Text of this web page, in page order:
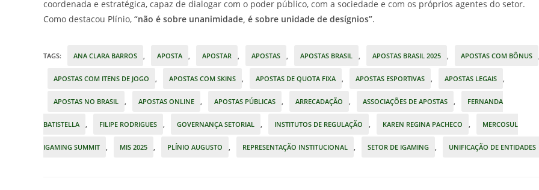
coordenada e estratégica, capaz de dialogar com o poder público, com a sociedade e com os próprios agentes do setor.
Como destacou Plínio, “não é sobre unanimidade, é sobre unidade de desígnios”.
TAGS: ANA CLARA BARROS , APOSTA , APOSTAR , APOSTAS , APOSTAS BRASIL , APOSTAS BRASIL 2025 , APOSTAS COM BÔNUS ,
APOSTAS COM ITENS DE JOGO , APOSTAS COM SKINS , APOSTAS DE QUOTA FIXA , APOSTAS ESPORTIVAS , APOSTAS LEGAIS ,
APOSTAS NO BRASIL , APOSTAS ONLINE , APOSTAS PÚBLICAS , ARRECADAÇÃO , ASSOCIAÇÕES DE APOSTAS , FERNANDA
BATISTELLA , FILIPE RODRIGUES , GOVERNANÇA SETORIAL , INSTITUTOS DE REGULAÇÃO , KAREN REGINA PACHECO , MERCOSUL
IGAMING SUMMIT , MIS 2025 , PLÍNIO AUGUSTO , REPRESENTAÇÃO INSTITUCIONAL , SETOR DE IGAMING , UNIFICAÇÃO DE ENTIDADES